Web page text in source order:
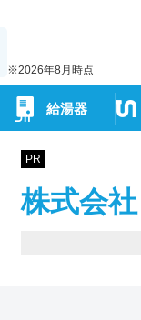
※2026年8月時点
給湯器
PR
株式会